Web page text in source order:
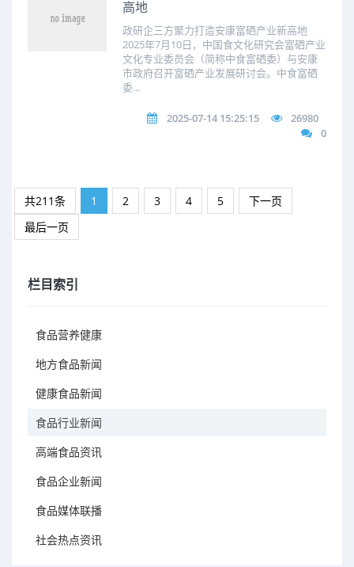
高地
政研企三方聚力打造安康富硒产业新高地
2025年7月10日，中国食文化研究会富硒产业
文化专业委员会（简称中食富硒委）与安康
市政府召开富硒产业发展研讨会。中食富硒
委...
2025-07-14 15:25:15
26980
0
共211条 1 2 3 4 5
下一页
最后一页
栏目索引
食品营养健康
地方食品新闻
健康食品新闻
食品行业新闻
高端食品资讯
食品企业新闻
食品媒体联播
社会热点资讯